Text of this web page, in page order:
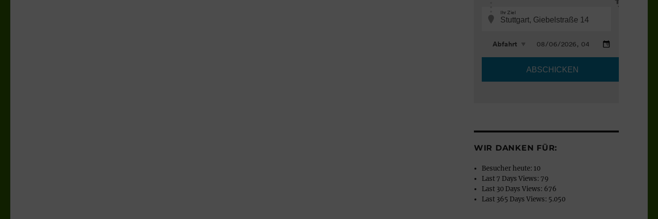
WIR DANKEN FÜR:
Besucher heute: 10
Last 7 Days Views: 79
Last 30 Days Views: 676
Last 365 Days Views: 5.050